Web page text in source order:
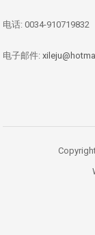
电话: 0034-910719832
电子邮件: